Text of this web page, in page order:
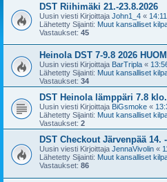
DST Riihimäki 21.-23.8.2026
Uusin viesti Kirjoittaja John1_4 «
Lähetetty Sijainti: Muut kansalliset
Vastaukset: 45
Heinola DST 7-9.8 2026
Uusin viesti Kirjoittaja BarTripla «
Lähetetty Sijainti: Muut kansalliset
Vastaukset: 34
DST Heinola lämppäri 7.8
Uusin viesti Kirjoittaja BiGsmoke «
Lähetetty Sijainti: Muut kansalliset
Vastaukset: 2
DST Checkout Järvenpää 14.
Uusin viesti Kirjoittaja JennaVivolin «
Lähetetty Sijainti: Muut kansalliset
Vastaukset: 86